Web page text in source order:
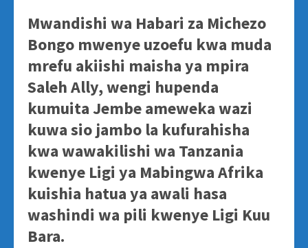
Mwandishi wa Habari za Michezo
Bongo mwenye uzoefu kwa muda
mrefu akiishi maisha ya mpira
Saleh Ally, wengi hupenda
kumuita Jembe ameweka wazi
kuwa sio jambo la kufurahisha
kwa wawakilishi wa Tanzania
kwenye Ligi ya Mabingwa Afrika
kuishia hatua ya awali hasa
washindi wa pili kwenye Ligi Kuu
Bara.